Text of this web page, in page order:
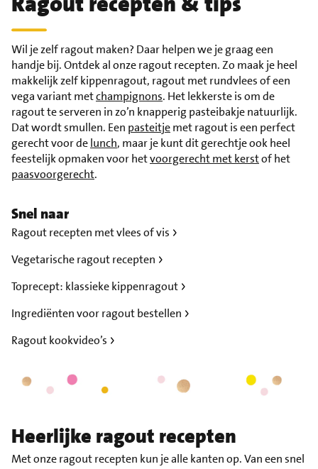
Wil je zelf ragout maken? Daar helpen we je graag een
handje bij. Ontdek al onze ragout recepten. Zo maak je heel
makkelijk zelf kippenragout, ragout met rundvlees of een
vega variant metchampignons. Het lekkerste is om de
ragout te serveren in zo’n knapperig pasteibakje natuurlijk.
Dat wordt smullen. Een pasteitjemet ragout is een perfect
gerecht voor delunch, maar je kunt dit gerechtje ook heel
feestelijk opmaken voor hetvoorgerecht met kerstof het
paasvoorgerecht.
Snel naar
Ragout recepten met vlees of vis
Vegetarische ragout recepten
Toprecept: klassieke kippenragout
Ingrediënten voor ragout bestellen
Ragout kookvideo’s
Heerlijke ragout recepten
Met onze ragout recepten kun je alle kanten op. Van een snel